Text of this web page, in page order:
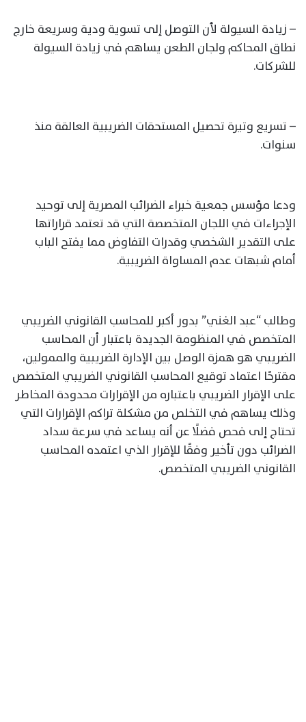
– زيادة السيولة لأن التوصل إلى تسوية ودية وسريعة خارج
نطاق المحاكم ولجان الطعن يساهم في زيادة السيولة
للشركات.
– تسريع وتيرة تحصيل المستحقات الضريبية العالقة منذ
سنوات.
ودعا مؤسس جمعية خبراء الضرائب المصرية إلى توحيد
الإجراءات في اللجان المتخصصة التي قد تعتمد قراراتها
على التقدير الشخصي وقدرات التفاوض مما يفتح الباب
أمام شبهات عدم المساواة الضريبية.
وطالب “عبد الغني” بدور أكبر للمحاسب القانوني الضريبي
المتخصص في المنظومة الجديدة باعتبار أن المحاسب
الضريبي هو همزة الوصل بين الإدارة الضريبية والممولين،
مقترحًا اعتماد توقيع المحاسب القانوني الضريبي المتخصص
على الإقرار الضريبي باعتباره من الإقرارات محدودة المخاطر
وذلك يساهم في التخلص من مشكلة تراكم الإقرارات التي
تحتاج إلى فحص فضلًا عن أنه يساعد في سرعة سداد
الضرائب دون تأخير وفقًا للإقرار الذي اعتمده المحاسب
القانوني الضريبي المتخصص.